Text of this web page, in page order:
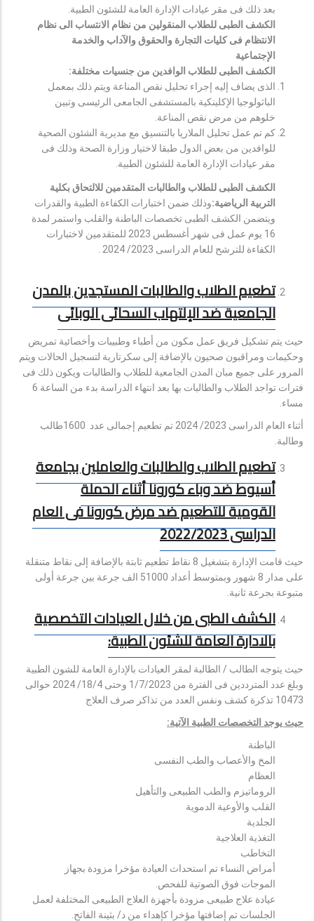
بعد ذلك فى مقر عيادات الإدارة العامة للشئون الطبية.
الكشف الطبى للطلاب المنقولين من نظام الانتساب الى نظام
الانتظام فى كليات التجارة والحقوق والآداب والخدمة
الإجتماعية
الكشف الطبى للطلاب الوافدين من جنسيات مختلفة:
الذى يضاف إليه إجراء تحليل نقص المناعة ويتم ذلك بمعمل
الباثولوجيا الإكلينكية بالمستشفى الجامعى الرئيسى وتبين
خلوهم من مرض نقص المناعة.
كم تم عمل تحليل الملاريا بالتنسيق مع مديرية الشئون الصحية
للوافدين من بعض الدول طبقا لاختيار وزارة الصحة وذلك فى
مقر عيادات الإدارة العامة للشئون الطبية.
الكشف الطبى للطلاب والطالبات المتقدمين للالتحاق بكلية
التربية الرياضية:وذلك ضمن اختبارات الكفاءة الطبية والقدرات
ويتضمن الكشف الطبى تخصصات الباطنة والقلب واستمر لمدة
16 يوم عمل فى شهر أغسطس 2023 للمتقدمين لاختبارات
الكفاءة للترشح للعام الدراسى 2023/ 2024 .
تطعيم الطلاب والطالبات المستجدين بالمدن
الجامعية ضد الإلتهاب السحائى الوبائى
حيث يتم تشكيل فريق عمل مكون من أطباء وطبيبات وأخصائية تمريض
وحكيمات ومراقبون صحيون بالإضافة إلى سكرتارية لتسجيل الحالات ويتم
المرور على جميع مبان المدن الجامعية للطلاب والطالبات ويكون ذلك فى
فترات تواجد الطلاب والطالبات بها بعد انتهاء الدراسة بدء من الساعة 6
مساء.
أثناء العام الدراسى 2023/ 2024 تم تطعيم إجمالى عدد 1600طالب
وطالبة.
تطعيم الطلاب والطالبات والعاملين بجامعة
أسيوط ضد وباء كورونا أثناء الحملة
القومية للتطعيم ضد مرض كورونا فى العام
الدراسى 2022/2023
حيث قامت الإدارة بتشغيل 8 نقاط تطعيم ثابتة بالإضافة إلى نقاط متنقلة
على مدار 8 شهور وبمتوسط أعداد 51000 الف جرعة بين جرعة أولى
متبوعة بجرعة ثانية.
الكشف الطبى من خلال العيادات التخصصية
بالادارة العامة للشئون الطبية:
حيث يتوجه الطالب / الطالبة لمقر العيادات بالإدارة العامة للشون الطبية
وبلغ عدد المترددين فى الفترة من 1/7/2023 وحتى 18/4/ 2024 حوالى
10473 تذكرة كشف ونفس العدد من تذاكر صرف العلاج
حيث يوجد التخصصات الطبية الآتية:
الباطنة
المخ والأعصاب والطب النفسى
العظام
الروماتيزم والطب الطبيعى والتأهيل
القلب والأوعية الدموية
الجلدية
التغذية العلاجية
التخاطب
أمراض النساء تم استحداث العيادة مؤخرا مزودة بجهاز
الموجات فوق الصوتية للفحص.
عيادة علاج طبيعى مزودة بأجهزة العلاج الطبيعى المختلفة لعمل
الجلسات تم إضافتها مؤخرا كإهداء من د/ بثينة الفاتح.